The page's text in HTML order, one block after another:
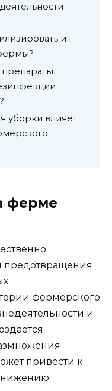
и
препараты
уборки влияет
ферме
предотвращения
фермерского
и
привести к